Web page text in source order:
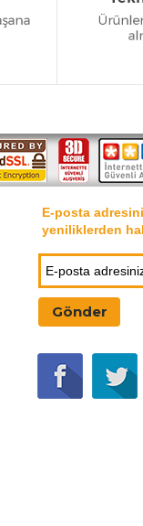
E-posta
yeniliklerden